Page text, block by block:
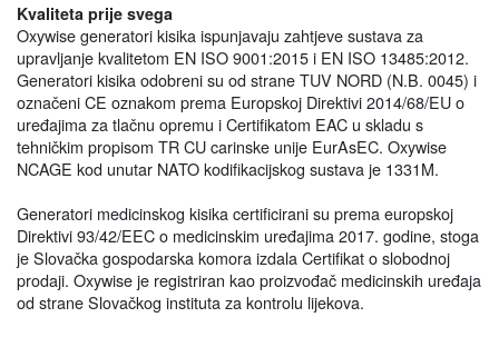
Kvaliteta prije svega
Oxywise generatori kisika ispunjavaju zahtjeve sustava za
upravljanje kvalitetom EN ISO 9001:2015 i EN ISO 13485:2012.
Generatori kisika odobreni su od strane TUV NORD (N.B. 0045) i
označeni CE oznakom prema Europskoj Direktivi 2014/68/EU o
uređajima za tlačnu opremu i Certifikatom EAC u skladu s
tehničkim propisom TR CU carinske unije EurAsEC. Oxywise
NCAGE kod unutar NATO kodifikacijskog sustava je 1331M.
Generatori medicinskog kisika certificirani su prema europskoj
Direktivi 93/42/EEC o medicinskim uređajima 2017. godine, stoga
je Slovačka gospodarska komora izdala Certifikat o slobodnoj
prodaji. Oxywise je registriran kao proizvođač medicinskih uređaja
od strane Slovačkog instituta za kontrolu lijekova.